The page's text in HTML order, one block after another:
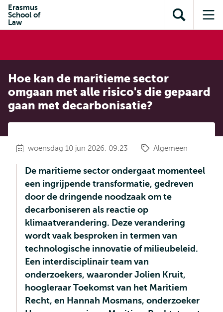
inhoud
Direct naar
subnavigatie
Erasmus
School of
Law
Toon
zoekveld
Hoe kan de maritieme sector
omgaan met alle risico's die gepaard
gaan met decarbonisatie?
woensdag 10 jun 2026, 09:23 Algemeen
De maritieme sector ondergaat momenteel
een ingrijpende transformatie, gedreven
door de dringende noodzaak om te
decarboniseren als reactie op
klimaatverandering. Deze verandering
wordt vaak besproken in termen van
technologische innovatie of milieubeleid.
Een interdisciplinair team van
onderzoekers, waaronder Jolien Kruit,
hoogleraar Toekomst van het Maritiem
Recht, en Hannah Mosmans, onderzoeker